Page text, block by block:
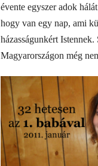
évente egyszer adok
hogy van egy nap, ami
házasságunkért
Magyarországon még